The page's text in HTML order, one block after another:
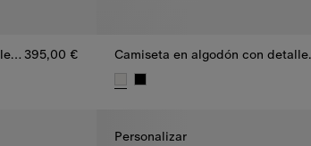
Camiseta en algodón con detalle Check 395,00 €
Personalizar